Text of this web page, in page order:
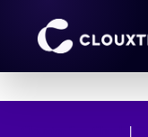
contenido